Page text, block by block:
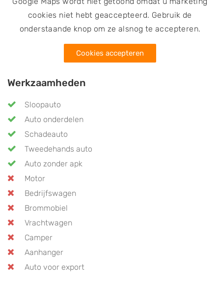
cookies niet hebt geaccepteerd. Gebruik de
onderstaande knop om ze alsnog te accepteren.
Cookies accepteren
Werkzaamheden
Sloopauto
Auto onderdelen
Schadeauto
Tweedehands auto
Auto zonder apk
Motor
Bedrijfswagen
Brommobiel
Vrachtwagen
Camper
Aanhanger
Auto voor export